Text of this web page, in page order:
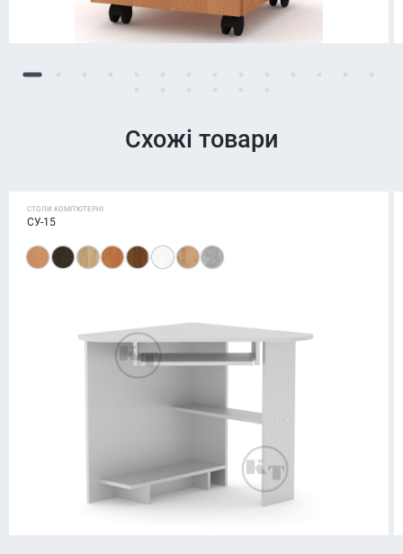
Схожі товари
СТОЛИ КОМП'ЮТЕРНІ
СУ-15